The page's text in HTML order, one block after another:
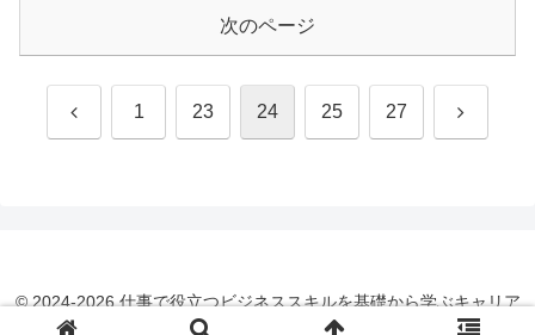
次のページ
前 1 23 24 25 27 次
© 2024-2026 仕事で役立つビジネススキルを基礎から学ぶキャリア